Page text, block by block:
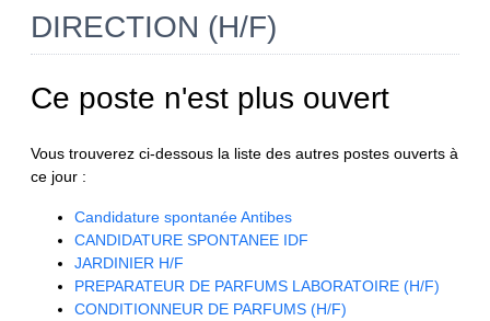
DIRECTION (H/F)
Ce poste n'est plus ouvert
Vous trouverez ci-dessous la liste des autres postes ouverts à
ce jour :
Candidature spontanée Antibes
CANDIDATURE SPONTANEE IDF
JARDINIER H/F
PREPARATEUR DE PARFUMS LABORATOIRE (H/F)
CONDITIONNEUR DE PARFUMS (H/F)